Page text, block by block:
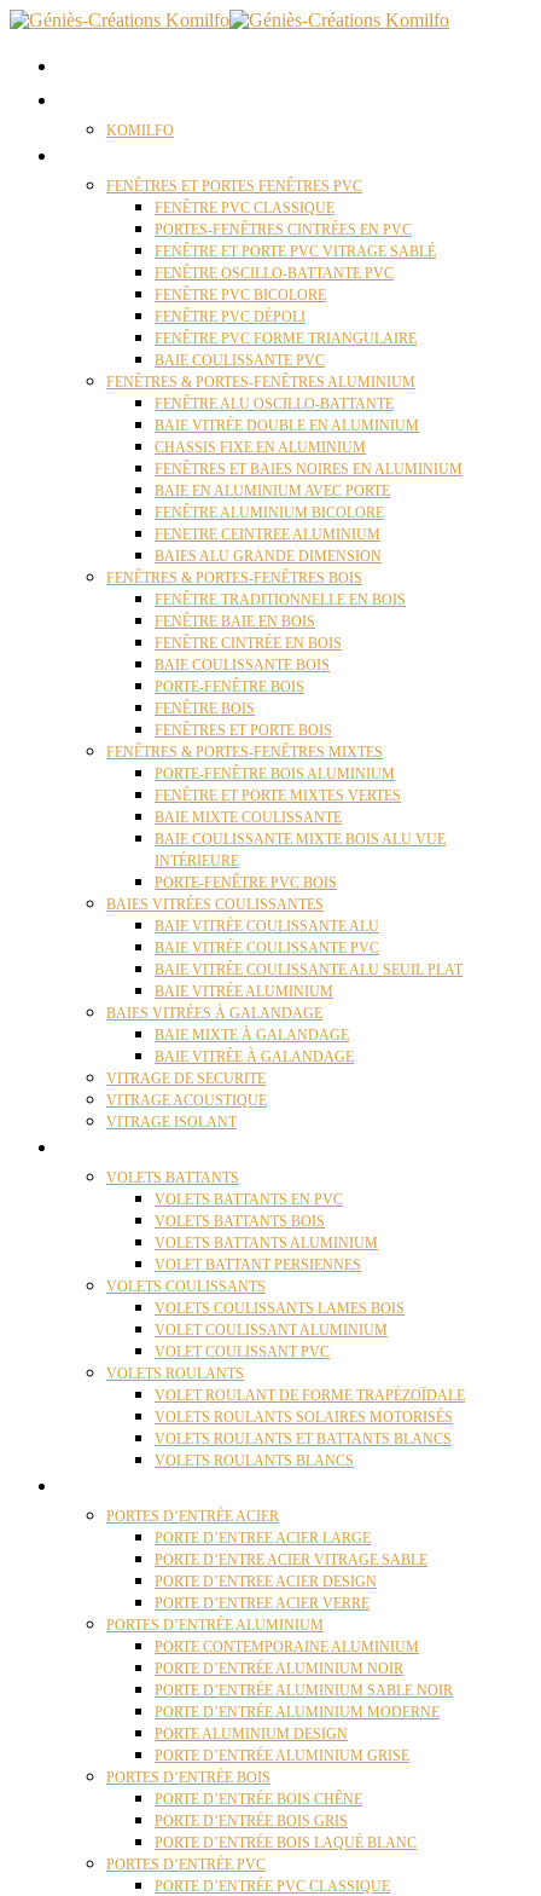
KOMILFO
FENÊTRES ET PORTES FENÊTRES PVC
FENÊTRE PVC CLASSIQUE
PORTES-FENÊTRES CINTRÉES EN PVC
FENÊTRE ET PORTE PVC VITRAGE SABLÉ
FENÊTRE OSCILLO-BATTANTE PVC
FENÊTRE PVC BICOLORE
FENÊTRE PVC DÉPOLI
FENÊTRE PVC FORME TRIANGULAIRE
BAIE COULISSANTE PVC
FENÊTRES & PORTES-FENÊTRES ALUMINIUM
FENÊTRE ALU OSCILLO-BATTANTE
BAIE VITRÉE DOUBLE EN ALUMINIUM
CHASSIS FIXE EN ALUMINIUM
FENÊTRES ET BAIES NOIRES EN ALUMINIUM
BAIE EN ALUMINIUM AVEC PORTE
FENÊTRE ALUMINIUM BICOLORE
FENETRE CEINTREE ALUMINIUM
BAIES ALU GRANDE DIMENSION
FENÊTRES & PORTES-FENÊTRES BOIS
FENÊTRE TRADITIONNELLE EN BOIS
FENÊTRE BAIE EN BOIS
FENÊTRE CINTRÉE EN BOIS
BAIE COULISSANTE BOIS
PORTE-FENÊTRE BOIS
FENÊTRE BOIS
FENÊTRES ET PORTE BOIS
FENÊTRES & PORTES-FENÊTRES MIXTES
PORTE-FENÊTRE BOIS ALUMINIUM
FENÊTRE ET PORTE MIXTES VERTES
BAIE MIXTE COULISSANTE
BAIE COULISSANTE MIXTE BOIS ALU VUE
INTÉRIEURE
PORTE-FENÊTRE PVC BOIS
BAIES VITRÉES COULISSANTES
BAIE VITRÉE COULISSANTE ALU
BAIE VITRÉE COULISSANTE PVC
BAIE VITRÉE COULISSANTE ALU SEUIL PLAT
BAIE VITRÉE ALUMINIUM
BAIES VITRÉES À GALANDAGE
BAIE MIXTE À GALANDAGE
BAIE VITRÉE À GALANDAGE
VITRAGE DE SECURITE
VITRAGE ACOUSTIQUE
VITRAGE ISOLANT
VOLETS BATTANTS
VOLETS BATTANTS EN PVC
VOLETS BATTANTS BOIS
VOLETS BATTANTS ALUMINIUM
VOLET BATTANT PERSIENNES
VOLETS COULISSANTS
VOLETS COULISSANTS LAMES BOIS
VOLET COULISSANT ALUMINIUM
VOLET COULISSANT PVC
VOLETS ROULANTS
VOLET ROULANT DE FORME TRAPÉZOÏDALE
VOLETS ROULANTS SOLAIRES MOTORISÉS
VOLETS ROULANTS ET BATTANTS BLANCS
VOLETS ROULANTS BLANCS
PORTES D’ENTRÉE ACIER
PORTE D’ENTREE ACIER LARGE
PORTE D’ENTRE ACIER VITRAGE SABLE
PORTE D’ENTREE ACIER DESIGN
PORTE D’ENTREE ACIER VERRE
PORTES D’ENTRÉE ALUMINIUM
PORTE CONTEMPORAINE ALUMINIUM
PORTE D’ENTRÉE ALUMINIUM NOIR
PORTE D’ENTRÉE ALUMINIUM SABLE NOIR
PORTE D’ENTRÉE ALUMINIUM MODERNE
PORTE ALUMINIUM DESIGN
PORTE D’ENTRÉE ALUMINIUM GRISE
PORTES D’ENTRÉE BOIS
PORTE D’ENTRÉE BOIS CHÊNE
PORTE D’ENTRÉE BOIS GRIS
PORTE D’ENTRÉE BOIS LAQUÉ BLANC
PORTES D’ENTRÉE PVC
PORTE D’ENTRÉE PVC CLASSIQUE